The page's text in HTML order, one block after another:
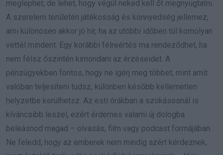
meglephet, de lehet, hogy végül neked kell őt megnyugtatni.
A szerelem területén játékosság és könnyedség jellemez,
ami különösen akkor jó hír, ha az utóbbi időben túl komolyan
vettél mindent. Egy korábbi félreértés ma rendeződhet, ha
nem félsz őszintén kimondani az érzéseidet. A
pénzügyekben fontos, hogy ne ígérj meg többet, mint amit
valóban teljesíteni tudsz, különben később kellemetlen
helyzetbe kerülhetsz. Az esti órákban a szokásosnál is
kíváncsibb leszel, ezért érdemes valami új dologba
beleásnod magad – olvasás, film vagy podcast formájában.
Ne feledd, hogy az emberek nem mindig azért kérdeznek,